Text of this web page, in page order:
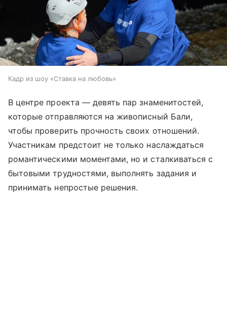
Кадр из шоу «Ставка на любовь»
В центре проекта — девять пар знаменитостей,
которые отправляются на живописный Бали,
чтобы проверить прочность своих отношений.
Участникам предстоит не только наслаждаться
романтическими моментами, но и сталкиваться с
бытовыми трудностями, выполнять задания и
принимать непростые решения.